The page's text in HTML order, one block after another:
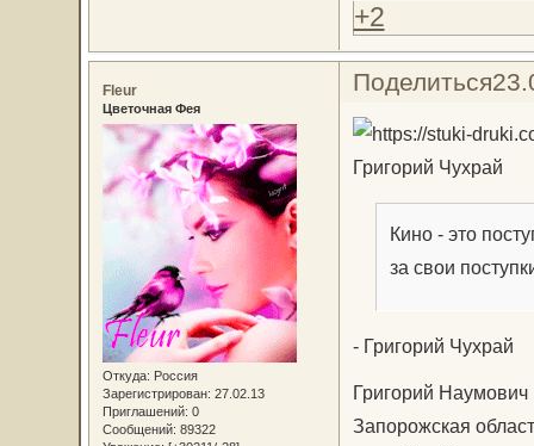
+2
Поделиться
Fleur
Цветочная Фея
Откуда: Россия
Зарегистрирован: 27.02.13
Приглашений: 0
Сообщений: 89322
Григорий Чухрай
Кино - это
за свои
- Григорий Чухрай
Григорий
Запорожская